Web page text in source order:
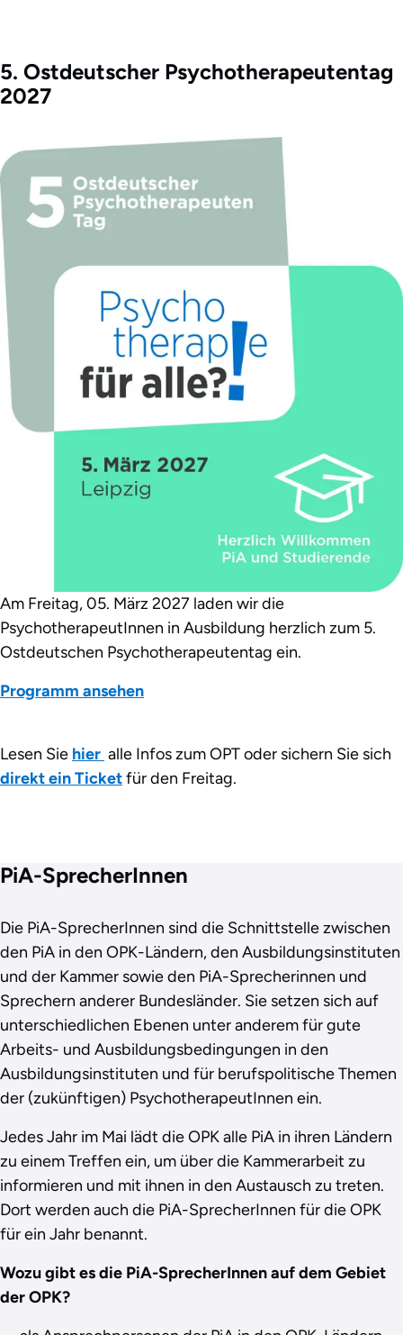
5. Ostdeutscher Psychotherapeutentag
2027
Am Freitag, 05. März 2027 laden wir die
PsychotherapeutInnen in Ausbildung herzlich zum 5.
Ostdeutschen Psychotherapeutentag ein.
Programm ansehen
Lesen Sie hier alle Infos zum OPT oder sichern Sie sich
direkt ein Ticketfür den Freitag.
PiA-SprecherInnen
Die PiA-SprecherInnen sind die Schnittstelle zwischen
den PiA in den OPK-Ländern, den Ausbildungsinstituten
und der Kammer sowie den PiA-Sprecherinnen und
Sprechern anderer Bundesländer. Sie setzen sich auf
unterschiedlichen Ebenen unter anderem für gute
Arbeits- und Ausbildungsbedingungen in den
Ausbildungsinstituten und für berufspolitische Themen
der (zukünftigen) PsychotherapeutInnen ein.
Jedes Jahr im Mai lädt die OPK alle PiA in ihren Ländern
zu einem Treffen ein, um über die Kammerarbeit zu
informieren und mit ihnen in den Austausch zu treten.
Dort werden auch die PiA-SprecherInnen für die OPK
für ein Jahr benannt.
Wozu gibt es die PiA-SprecherInnen auf dem Gebiet
der OPK?